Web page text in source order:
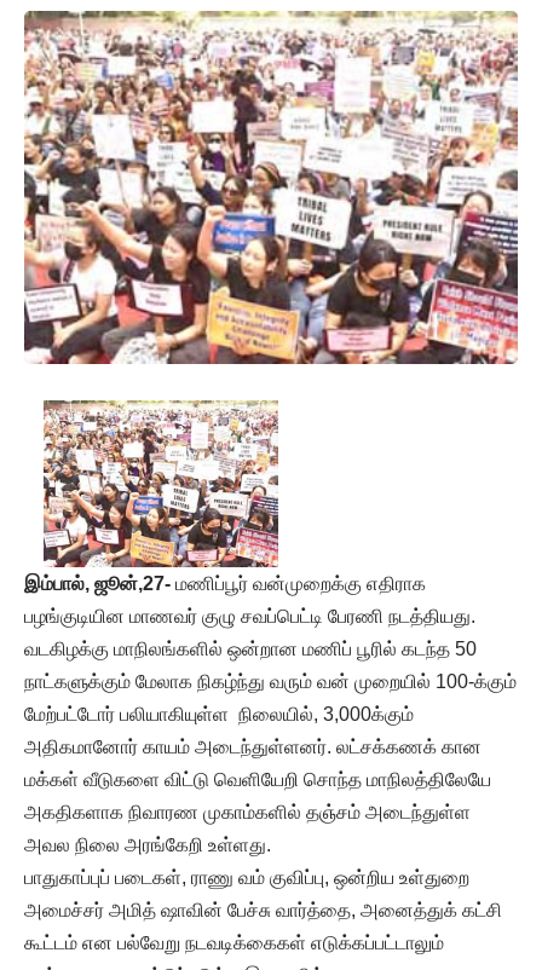
இம்பால், ஜூன்,27- மணிப்பூர் வன்முறைக்கு எதிராக
பழங்குடியின மாணவர் குழு சவப்பெட்டி பேரணி நடத்தியது.
வடகிழக்கு மாநிலங்களில் ஒன்றான மணிப் பூரில் கடந்த 50
நாட்களுக்கும் மேலாக நிகழ்ந்து வரும் வன் முறையில் 100-க்கும்
மேற்பட்டோர் பலியாகியுள்ள நிலையில், 3,000க்கும்
அதிகமானோர் காயம் அடைந்துள்ளனர். லட்சக்கணக் கான
மக்கள் வீடுகளை விட்டு வெளியேறி சொந்த மாநிலத்திலேயே
அகதிகளாக நிவாரண முகாம்களில் தஞ்சம் அடைந்துள்ள
அவல நிலை அரங்கேறி உள்ளது.
பாதுகாப்புப் படைகள், ராணு வம் குவிப்பு, ஒன்றிய உள்துறை
அமைச்சர் அமித் ஷாவின் பேச்சு வார்த்தை, அனைத்துக் கட்சி
கூட்டம் என பல்வேறு நடவடிக்கைகள் எடுக்கப்பட்டாலும்